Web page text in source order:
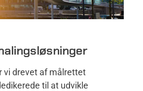
vi drevet af målrettet
til at udvikle